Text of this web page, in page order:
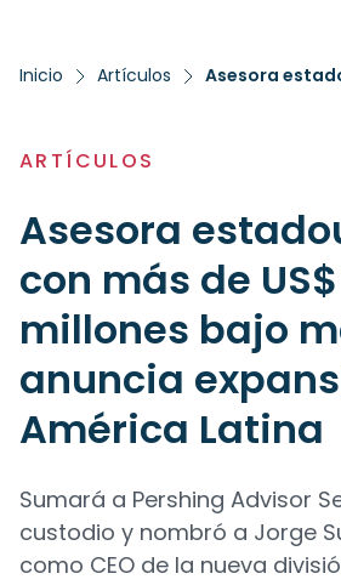
Inicio Artículos
ARTÍCULOS
Asesora
con más de
millones bajo
anuncia
América Latina
Sumará a Pershing Advisor
custodio y nombró a Jorge
como CEO de la nueva